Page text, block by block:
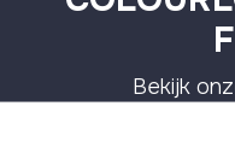
Bekijk